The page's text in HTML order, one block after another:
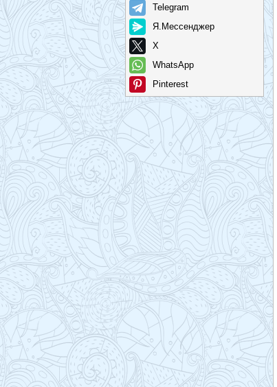
Telegram
Я.Мессенджер
X
WhatsApp
Pinterest